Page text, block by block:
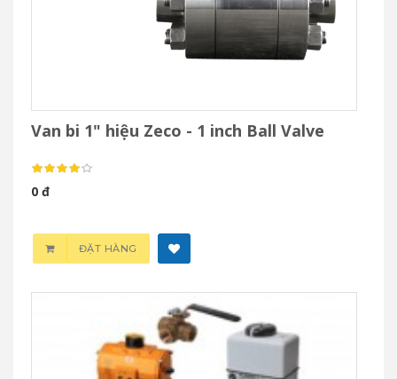
Van bi 1" hiệu Zeco - 1 inch Ball Valve
0 đ
ĐẶT HÀNG